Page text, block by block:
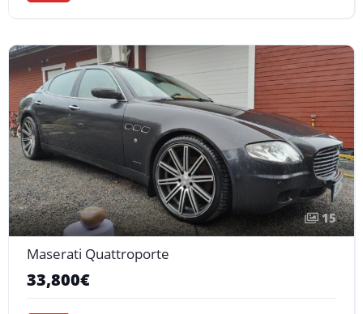
15
Maserati Quattroporte
33,800€